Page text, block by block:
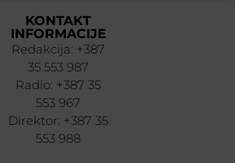
KONTAKT
INFORMACIJE
Redakcija: +387
35 553 987
Radio: +387 35
553 967
Direktor: +387 35
553 988